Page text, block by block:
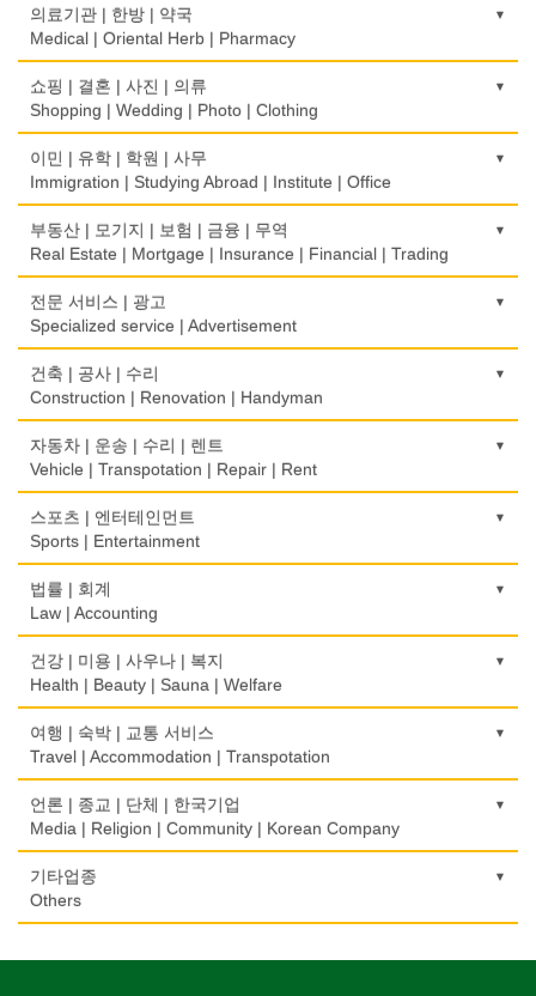
농장
Farm
떡집/방앗간
Rice Cake
Fish Market
Restaurant
식당장비
Food Equipment
식품점
Korean Food
Food Manufacturing
와인제조
Wine Maker
정육점
제과점
Bakery
식품도매
Food Distributors
의료기관 | 한방 | 약국
Medical | Oriental Herb | Pharmacy
의사-검안의
Optometrist
보청기
Hearing Aid
Bidet
Psychologist/Psychiatrist
안경점
Optical Stores
의료기구
Medical Instruments
Denturist
한의원/한약
약국
의사-내과
Internal Medicine
의사-물리치료/카이로 프랙터
Physiotherapy/Chiropractic Clinic
의사-비뇨기과
의사-산부인과
Obstetrician
쇼핑 | 결혼 | 사진 | 의류
Shopping | Wedding | Photo | Clothing
한복집
Korean Costume
유리/거울/액자
Glass/Mirror/Frame
Children's Ware
Wedding
인터넷 쇼핑
Internet Shopping
결혼상담
Marriage Consulting
Florist
모피점
백화점/선물센터
보석/귀금속/시계
Jeweler/Jeweller
비디오-사진/촬영/편집/공급
Video Service
사진촬영
애완동물용품
이민 | 유학 | 학원 | 사무
Immigration | Studying Abroad | Institute | Office
이민/유학
Immigration/Studying Abroad
사무기기
Office Equipment
사무용품/문방구
Stationery/Office Equipment
Book Store
운전학원
Driving School
한글학교
Korean Language School
Boarding House
학교/학원
School/Academy
개인지도-체육
개인지도-음악
Private Lesson-Music
개인지도-옷수선
Private Lesson-Alteration
개인지도-어학/수학
부동산 | 모기지 | 보험 | 금융 | 무역
Real Estate | Mortgage | Insurance | Financial | Trading
도매
Wholesale
모기지
Mortgage
International Trade
Insurance/Investment/Finance
부동산 관리
Property Management
채무조정
Bankruptcy
Real Estate
은행/금융기관
Bank/Financing Service
전문 서비스 | 광고
Specialized service | Advertisement
광고/그래픽 디자인
Advertising/Graphic Design
광고 에이전트
Advertising Agency
경보/도난방지
Alarm/Security System
Cemetery/Monument
빨래방/세탁
Coin Laundry/Dry cleaning
상패/트로피
Medal/Trophy
Dry cleaning Equipment
악기사
열쇠
건축 | 공사 | 수리
Construction | Renovation | Handyman
건축시공/개조
Construction/Home Renovation
건축설계사
Architect
Architecture
Home Inspection
간판
Signs
가구판매/수리
Furniture Sales/Repair
Machinery Rebuilding
난방/냉동
자동차 | 운송 | 수리 | 렌트
Vehicle | Transpotation | Repair | Rent
운송/통관/이삿짐
Transportation/Moving
택배
Courier Service
Taxi Service
Automobile/Car
자동차-렌트
Car Rental
자동차-바디샵
Autobody Shop
스포츠 | 엔터테인먼트
Sports | Entertainment
골프장비
Golf Equipment
골프장
Golf/Country Club
가라오케/노래방/카페
Karaoke/Cafe
Dahn Centre
당구장
Billiard Club
볼링장
법률 | 회계
Law | Accounting
교통위반티켓
Traffic Ticket
공인회계사(CPA)
CPA
번역/통역/이력서
Translation/Interpretation/Resume Service
Law Office
회계업무
건강 | 미용 | 사우나 | 복지
Health | Beauty | Sauna | Welfare
건강상담/식품/정보
Health Counseling/Food/Information
의료기
Medical Equipment
Massage
여행 | 숙박 | 교통 서비스
Travel | Accommodation | Transpotation
호텔/모텔/숙박
Hotel/Motel
여행/관광
Travel/Tour
언론 | 종교 | 단체 | 한국기업
Media | Religion | Community | Korean Company
기도원/수양관
Retreat Centre
Korean Businessmen's Association
기타업종
Others